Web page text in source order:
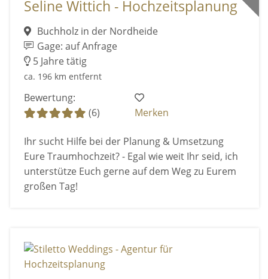
Seline Wittich - Hochzeitsplanung
Buchholz in der Nordheide
Gage: auf Anfrage
5 Jahre tätig
ca. 196 km entfernt
Bewertung:
(6)
Merken
Ihr sucht Hilfe bei der Planung & Umsetzung
Eure Traumhochzeit? - Egal wie weit Ihr seid, ich
unterstütze Euch gerne auf dem Weg zu Eurem
großen Tag!